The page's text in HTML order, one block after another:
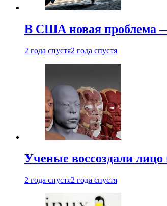
В США новая проблема
2 года спустя2 года спустя
Ученые воссоздали
2 года спустя2 года спустя